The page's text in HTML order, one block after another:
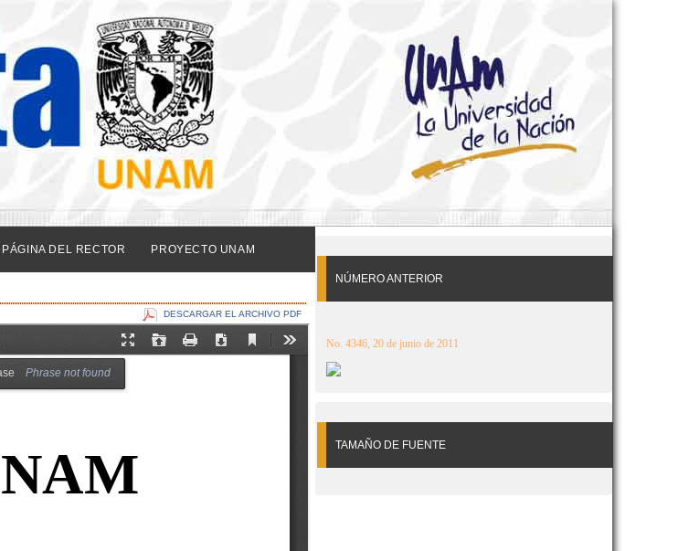
NÚMERO ANTERIOR
No. 4346, 20 de junio de 2011
TAMAÑO DE FUENTE
PÁGINA DEL RECTOR PROYECTO UNAM
DESCARGAR EL ARCHIVO PDF